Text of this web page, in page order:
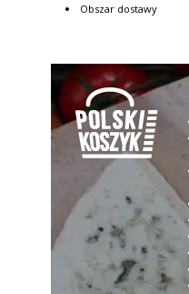
Obszar dostawy